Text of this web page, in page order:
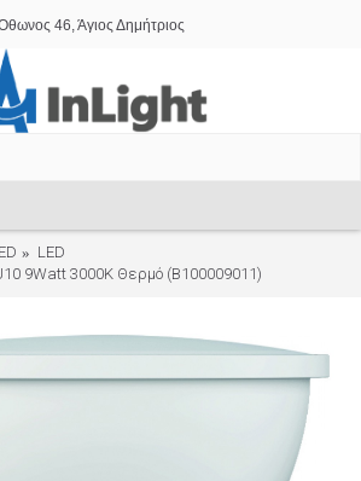
46, Άγιος Δημήτριος
LED
9Watt 3000K Θερμό (B100009011)